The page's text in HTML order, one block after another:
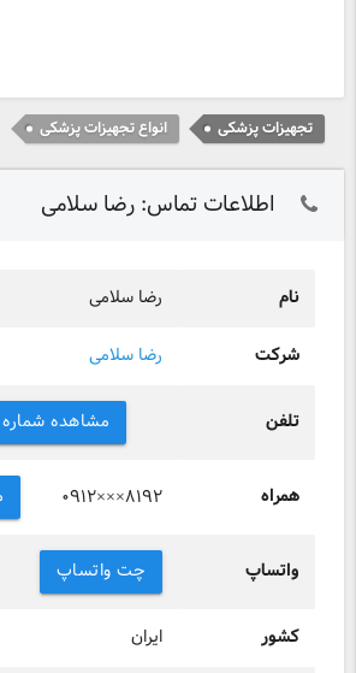
تجهیزات پزشکی انواع تجهیزات پزشکی
اطلاعات تماس: رضا سلامی
نام رضا سلامی
شرکت رضا سلامی
تلفن مشاهده شماره
همراه ۰۹۱۲×××۸۱۹۲
واتساپ چت واتساپ
کشور ایران